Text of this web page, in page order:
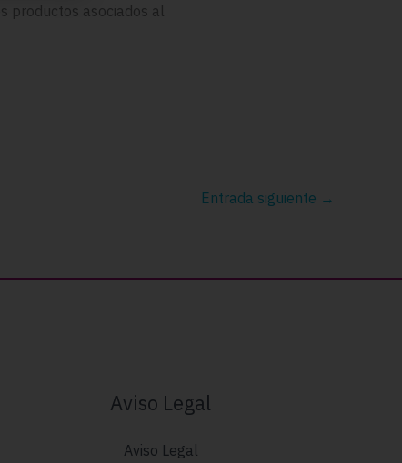
productos asociados al
Entrada siguiente →
Aviso Legal
Aviso Legal